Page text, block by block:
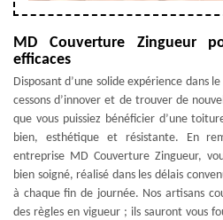
MD Couverture Zingueur
efficaces
Disposant d’une solide expérience dans
cessons d’innover et de trouver de
que vous puissiez bénéficier d’une
bien, esthétique et résistante. En
entreprise MD Couverture Zingueur,
bien soigné, réalisé dans les délais
à chaque fin de journée. Nos artisans
des règles en vigueur ; ils sauront vous